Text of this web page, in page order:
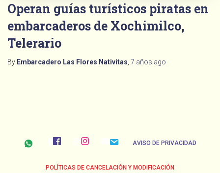
Operan guías turísticos piratas en
embarcaderos de Xochimilco,
Telerario
By Embarcadero Las Flores Nativitas 7 años ago
AVISO DE PRIVACIDAD
POLÍTICAS DE CANCELACIÓN Y MODIFICACIÓN